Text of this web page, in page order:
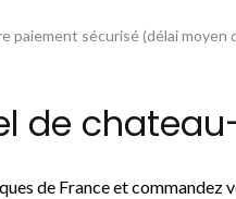
sécurisé (délai moyen
de
de France et commandez